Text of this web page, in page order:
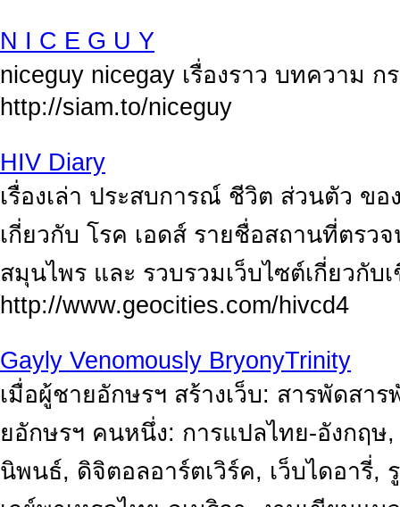
N I C E G U Y
niceguy nicegay เรื่องราว บทความ
http://siam.to/niceguy
HIV Diary
เรื่องเล่า ประสบการณ์ ชีวิต ส่วนตัว ข
เกี่ยวกับ โรค เอดส์ รายชื่อสถานที่ตรว
สมุนไพร และ รวบรวมเว็บไซต์เกี่ยวกับ
http://www.geocities.com/hivcd4
Gayly Venomously BryonyTrinity
เมื่อผู้ชายอักษรฯ สร้างเว็บ: สารพัดสา
ยอักษรฯ คนหนึ่ง: การแปลไทย-อังกฤ
นิพนธ์, ดิจิตอลอาร์ตเวิร์ค, เว็บไดอารี่,